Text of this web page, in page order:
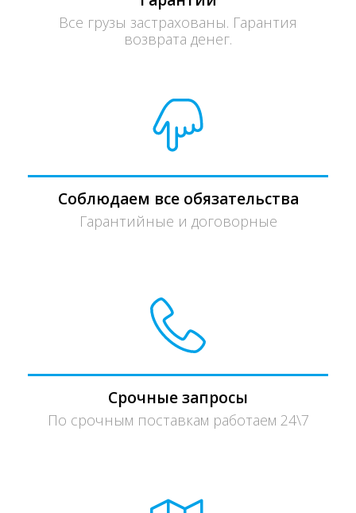
Все грузы застрахованы. Гарантия
возврата денег.
Соблюдаем все обязательства
Гарантийные и договорные
Срочные запросы
По срочным поставкам работаем 24\7